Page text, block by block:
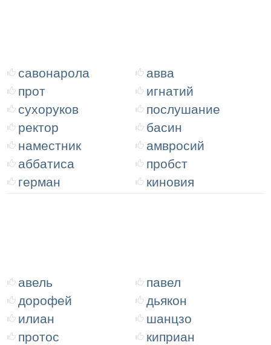
савонарола
авва
прот
игнатий
сухоруков
послушание
ректор
басин
наместник
амвросий
аббатиса
пробст
герман
киновия
авель
павел
дорофей
дьякон
илиан
шанцзо
протос
киприан